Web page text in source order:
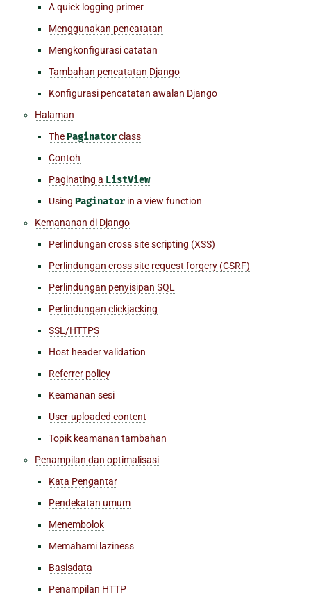
A quick logging primer
Menggunakan pencatatan
Mengkonfigurasi catatan
Tambahan pencatatan Django
Konfigurasi pencatatan awalan Django
Halaman
ThePaginatorclass
Contoh
Paginating a ListView
Using Paginator in a view function
Kemananan di Django
Perlindungan cross site scripting (XSS)
Perlindungan cross site request forgery (CSRF)
Perlindungan penyisipan SQL
Perlindungan clickjacking
SSL/HTTPS
Host header validation
Referrer policy
Keamanan sesi
User-uploaded content
Topik keamanan tambahan
Penampilan dan optimalisasi
Kata Pengantar
Pendekatan umum
Menembolok
Memahami laziness
Basisdata
Penampilan HTTP